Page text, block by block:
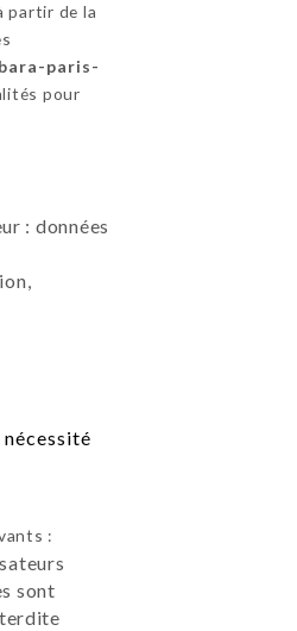
partir de la
paris-
pour
: données
:
sont